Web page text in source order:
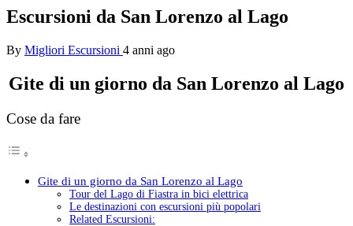
Escursioni da San Lorenzo al Lago
By Migliori Escursioni 4 anni ago
Gite di un giorno da San Lorenzo al Lago
Cose da fare
Gite di un giorno da San Lorenzo al Lago
Tour del Lago di Fiastra in bici elettrica
Le destinazioni con escursioni più popolari
Related Escursioni: